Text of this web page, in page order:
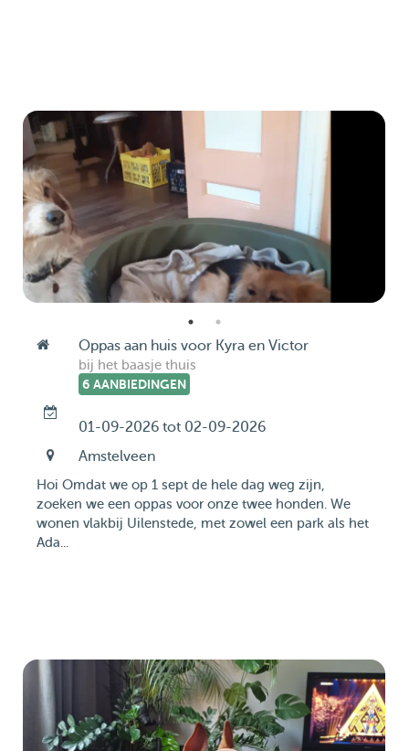
Oppas aan huis voor Kyra en Victor
bij het baasje thuis
6 AANBIEDINGEN
01-09-2026 tot 02-09-2026
Amstelveen
Hoi Omdat we op 1 sept de hele dag weg zijn,
zoeken we een oppas voor onze twee honden. We
wonen vlakbij Uilenstede, met zowel een park als het
Ada...